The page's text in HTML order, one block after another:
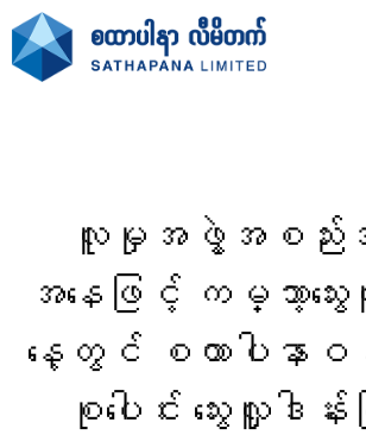
လူမှုအဖွဲ့အစည်းအက
အနေဖြင့် ကမ္ဘာ့သွေး
နေ့တွင် စထာပါနာဝန်
စုပေါင်း သွေးလှူဒါန်